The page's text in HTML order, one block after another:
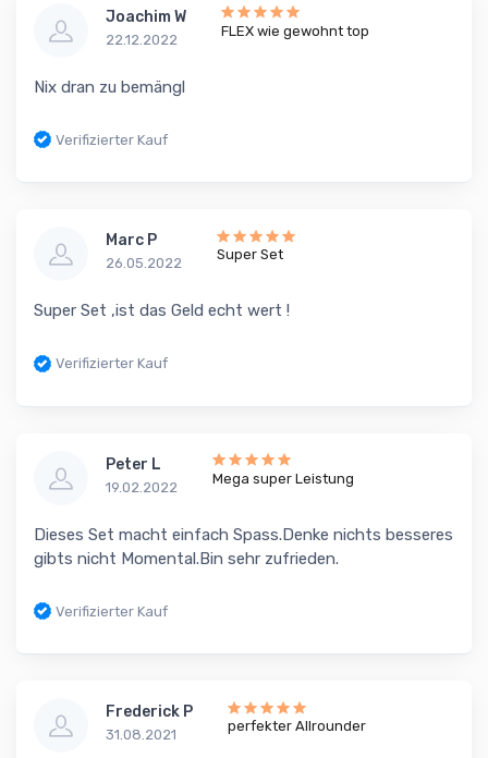
Joachim W
22.12.2022
FLEX wie gewohnt top
Nix dran zu bemängl
Verifizierter Kauf
Marc P
26.05.2022
Super Set
Super Set ,ist das Geld echt wert !
Verifizierter Kauf
Peter L
19.02.2022
Mega super Leistung
Dieses Set macht einfach Spass.Denke nichts besseres
gibts nicht Momental.Bin sehr zufrieden.
Verifizierter Kauf
Frederick P
31.08.2021
perfekter Allrounder